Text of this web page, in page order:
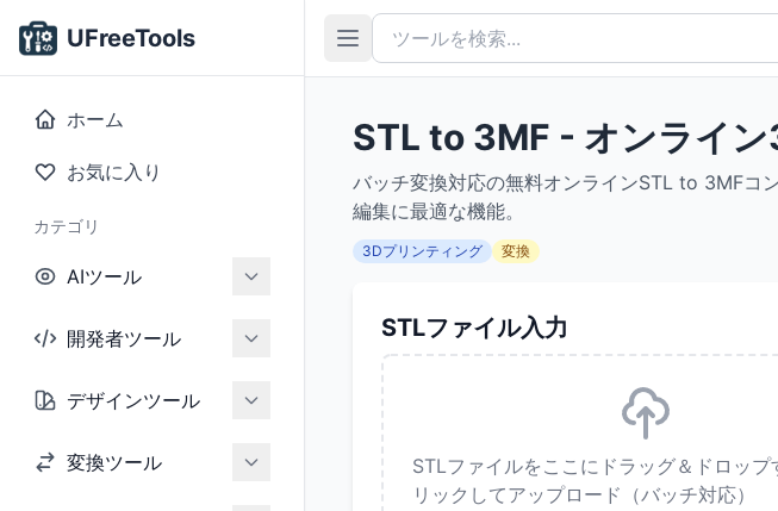
UFreeTools
ホーム
お気に入り
カテゴリ
AIツール
開発者ツール
デザインツール
変換ツール
STL to 3MF - オンライ
バッチ変換対応の無料オンラインSTL to 3MFコ
編集に最適な機能。
3Dプリンティング 変換
STLファイル入力
STLファイルをここにドラッグ＆ドロップ
リックしてアップロード（バッチ対応）